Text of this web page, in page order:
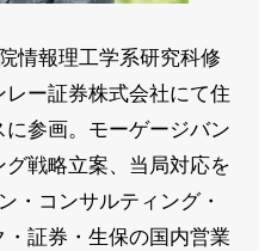
情報理工学系研究科修
ー証券株式会社にて住
参画。モーゲージバン
戦略立案、当局対応を
・コンサルティング・
証券・生保の国内営業